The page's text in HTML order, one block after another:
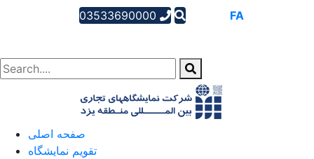
03533690000 FA
صفحه اصلی
تقویم نمایشگاه